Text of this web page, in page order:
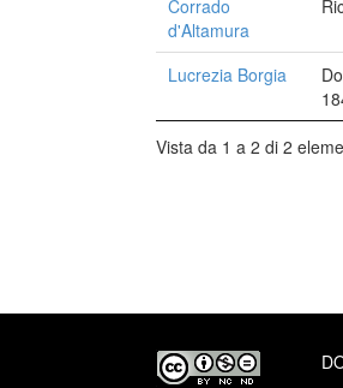
Corrado
d'Altamura
Lucrezia Borgia
Vista da 1 a 2 di 2